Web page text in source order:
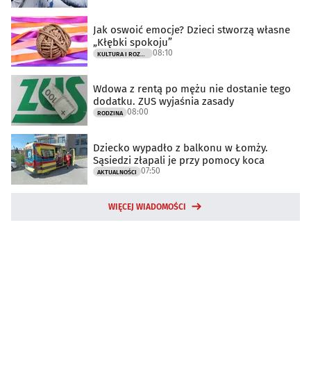
Jak oswoić emocje? Dzieci stworzą własne
„Kłębki spokoju”
KULTURA I ROZRYWKA 08:10
Wdowa z rentą po mężu nie dostanie tego
dodatku. ZUS wyjaśnia zasady
RODZINA 08:00
Dziecko wypadło z balkonu w Łomży.
Sąsiedzi złapali je przy pomocy koca
AKTUALNOŚCI 07:50
WIĘCEJ WIADOMOŚCI